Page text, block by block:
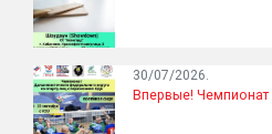
30/07/2026.
Впервые!